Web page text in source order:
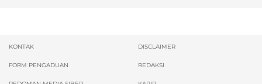
KONTAK DISCLAIMER
FORM PENGADUAN REDAKSI